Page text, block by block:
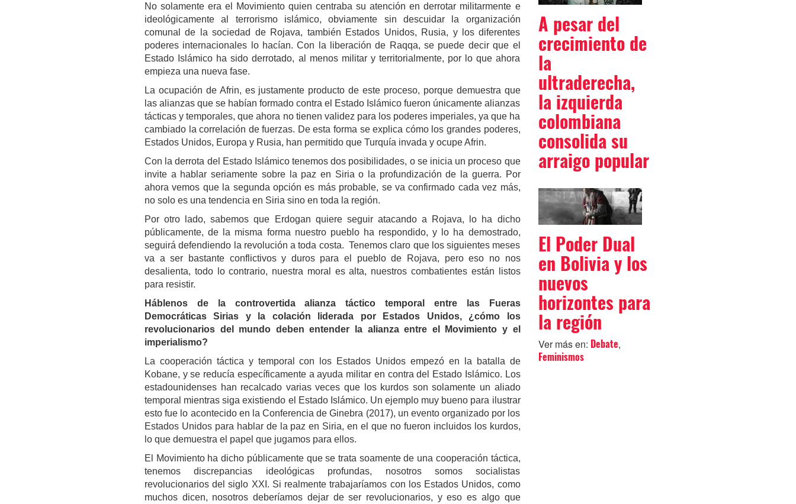
No solamente era el Movimiento quien centraba su atención en derrotar militarmente e
ideológicamente al terrorismo islámico, obviamente sin descuidar la organización
comunal de la sociedad de Rojava, también Estados Unidos, Rusia, y los diferentes
poderes internacionales lo hacían. Con la liberación de Raqqa, se puede decir que el
Estado Islámico ha sido derrotado, al menos militar y territorialmente, por lo que ahora
empieza una nueva fase.
La ocupación de Afrin, es justamente producto de este proceso, porque demuestra que
las alianzas que se habían formado contra el Estado Islámico fueron únicamente alianzas
tácticas y temporales, que ahora no tienen validez para los poderes imperiales, ya que ha
cambiado la correlación de fuerzas. De esta forma se explica cómo los grandes poderes,
Estados Unidos, Europa y Rusia, han permitido que Turquía invada y ocupe Afrin.
Con la derrota del Estado Islámico tenemos dos posibilidades, o se inicia un proceso que
invite a hablar seriamente sobre la paz en Siria o la profundización de la guerra. Por
ahora vemos que la segunda opción es más probable, se va confirmado cada vez más,
no solo es una tendencia en Siria sino en toda la región.
Por otro lado, sabemos que Erdogan quiere seguir atacando a Rojava, lo ha dicho
públicamente, de la misma forma nuestro pueblo ha respondido, y lo ha demostrado,
seguirá defendiendo la revolución a toda costa. Tenemos claro que los siguientes meses
va a ser bastante conflictivos y duros para el pueblo de Rojava, pero eso no nos
desalienta, todo lo contrario, nuestra moral es alta, nuestros combatientes están listos
para resistir.
Háblenos de la controvertida alianza táctico temporal entre las Fueras
Democráticas Sirias y la colación liderada por Estados Unidos, ¿cómo los
revolucionarios del mundo deben entender la alianza entre el Movimiento y el
imperialismo?
La cooperación táctica y temporal con los Estados Unidos empezó en la batalla de
Kobane, y se reducía específicamente a ayuda militar en contra del Estado Islámico. Los
estadounidenses han recalcado varias veces que los kurdos son solamente un aliado
temporal mientras siga existiendo el Estado Islámico. Un ejemplo muy bueno para ilustrar
esto fue lo acontecido en la Conferencia de Ginebra (2017), un evento organizado por los
Estados Unidos para hablar de la paz en Siria, en el que no fueron incluidos los kurdos,
lo que demuestra el papel que jugamos para ellos.
El Movimiento ha dicho públicamente que se trata soamente de una cooperación táctica,
tenemos discrepancias ideológicas profundas, nosotros somos socialistas
revolucionarios del siglo XXI. Si realmente trabajaríamos con los Estados Unidos, como
muchos dicen, nosotros deberíamos dejar de ser revolucionarios, y eso es algo que
A pesar del
crecimiento de
la
ultraderecha,
la izquierda
colombiana
consolida su
arraigo popular
El Poder Dual
en Bolivia y los
nuevos
horizontes para
la región
Ver más en: Debate,
Feminismos